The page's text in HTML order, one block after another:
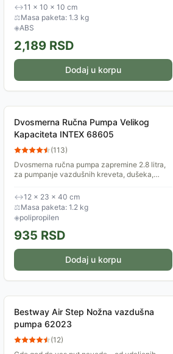
↔11 × 10 × 10 cm
⚖Masa paketa: 1.3 kg
◈ABS
2,189 RSD
Dodaj u korpu
Dvosmerna Ručna Pumpa Velikog
Kapaciteta INTEX 68605
(113)
Dvosmerna ručna pumpa zapremine 2.8 litra,
za pumpanje vazdušnih kreveta, dušeka,
naduvava i izduvava u...
↔12 × 23 × 40 cm
⚖Masa paketa: 1.2 kg
◈polipropilen
935 RSD
Dodaj u korpu
Bestway Air Step Nožna vazdušna
pumpa 62023
(12)